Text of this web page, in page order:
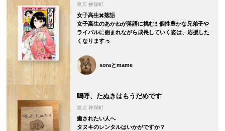
東京 神保町
女子高生✖️落語
女子高生のあかねが落語に挑む‼️ 個性豊かな兄弟子や
ライバルに囲まれながら成長していく姿は、応援した
くなりますっ
soraとmame
嗚呼、たぬきはもうだめです
東京 神保町
癒されたい人へ
タヌキのレンタルはいかがですか？